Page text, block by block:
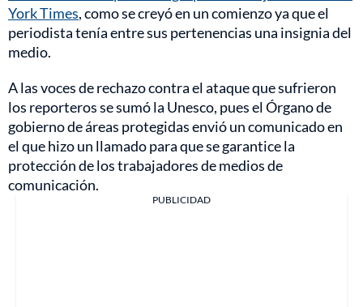
York Times, como se creyó en un comienzo ya que el
periodista tenía entre sus pertenencias una insignia del
medio.
A las voces de rechazo contra el ataque que sufrieron
los reporteros se sumó la Unesco, pues el Órgano de
gobierno de áreas protegidas envió un comunicado en
el que hizo un llamado para que se garantice la
protección de los trabajadores de medios de
comunicación.
PUBLICIDAD